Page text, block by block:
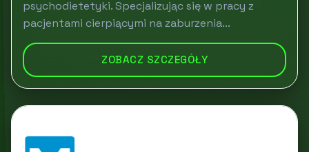
psychodietetyki. Specjalizując się w pracy z
pacjentami cierpiącymi na zaburzenia...
ZOBACZ SZCZEGÓŁY